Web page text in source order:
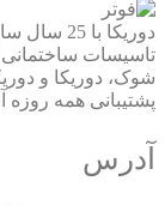
دوریکا
شوک، دوریکا و
پشتیبانی همه
آدرس